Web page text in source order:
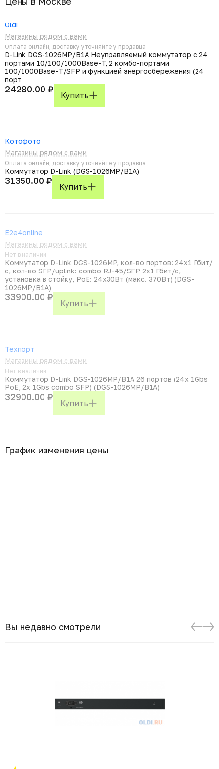
Oldi
Магазины рядом с вами
Оплата онлайн, доставку уточняйте у продавца
D-Link DGS-1026MP/B1A Неуправляемый коммутатор с 24
портами 10/100/1000Base-T, 2 комбо-портами
100/1000Base-T/SFP и функцией энергосбережения (24
порт
24280.00 ₽
Купить
Котофото
Магазины рядом с вами
Оплата онлайн, доставку уточняйте у продавца
Коммутатор D-Link (DGS-1026MP/B1A)
31350.00 ₽
Купить
E2e4online
Магазины рядом с вами
Нет в наличии
Коммутатор D-Link DGS-1026MP, кол-во портов: 24x1 Гбит/
с, кол-во SFP/uplink: combo RJ-45/SFP 2x1 Гбит/с,
установка в стойку, PoE: 24x30Вт (макс. 370Вт) (DGS-
1026MP/B1A)
33900.00 ₽
Купить
Техпорт
Магазины рядом с вами
Нет в наличии
Коммутатор D-Link DGS-1026MP/B1A 26 портов (24x 1Gbs
PoE, 2x 1Gbs combo SFP) (DGS-1026MP/B1A)
32900.00 ₽
Купить
График изменения цены
Вы недавно смотрели